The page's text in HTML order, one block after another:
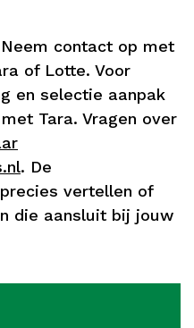
contact op met
of Lotte. Voor
en selectie aanpak
Tara. Vragen over
. De
vertellen of
die aansluit bij jouw